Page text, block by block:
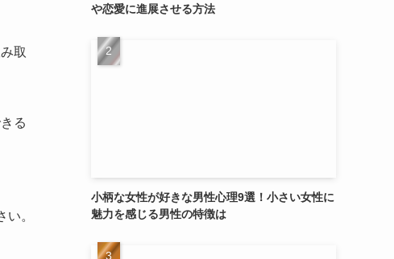
取
る
。
や恋愛に進展させる方法
小柄な女性が好きな男性心理9選！小さい女性に
魅力を感じる男性の特徴は